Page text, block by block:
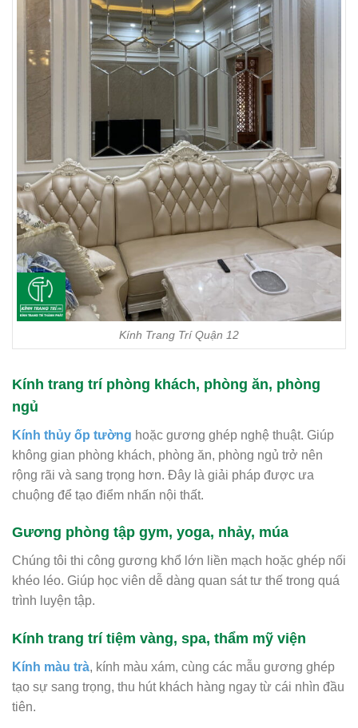
Kính Trang Trí Quận 12
Kính trang trí phòng khách, phòng ăn, phòng
ngủ
Kính thủy ốp tường hoặc gương ghép nghệ thuật. Giúp
không gian phòng khách, phòng ăn, phòng ngủ trở nên
rộng rãi và sang trọng hơn. Đây là giải pháp được ưa
chuộng để tạo điểm nhấn nội thất.
Gương phòng tập gym, yoga, nhảy, múa
Chúng tôi thi công gương khổ lớn liền mạch hoặc ghép nối
khéo léo. Giúp học viên dễ dàng quan sát tư thế trong quá
trình luyện tập.
Kính trang trí tiệm vàng, spa, thẩm mỹ viện
Kính màu trà, kính màu xám, cùng các mẫu gương ghép
tạo sự sang trọng, thu hút khách hàng ngay từ cái nhìn đầu
tiên.